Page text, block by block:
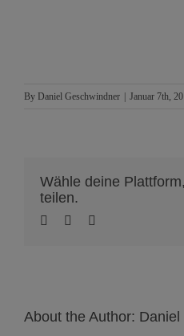
By Daniel Geschwindner Januar 7th,
Wähle deine
teilen.
About the Author: Daniel